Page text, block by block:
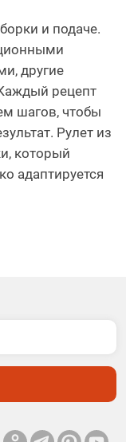
и подаче.
другие
рецепт
шагов, чтобы
Рулет из
который
адаптируется